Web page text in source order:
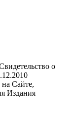
о
Сайте,
Издания